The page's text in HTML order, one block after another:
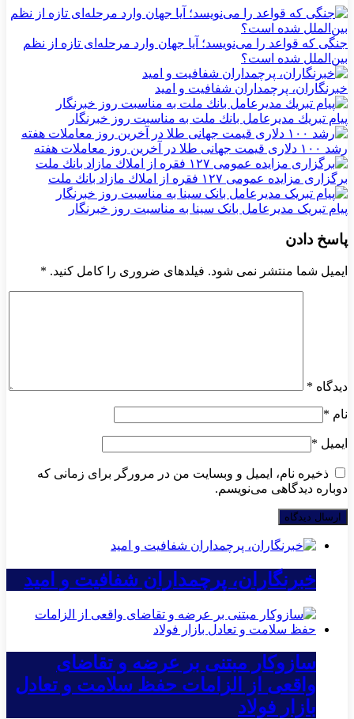
جنگی که قواعد را می‌نویسد؛ آیا جهان وارد مرحله‌ای تازه از نظم
بین‌الملل شده است؟
خبرنگاران، پرچمداران شفافیت و امید
پیام تبریك مدیرعامل بانك ملت به مناسبت روز خبرنگار
رشد ۱۰۰ دلاری قیمت جهانی طلا در آخرین روز معاملات هفته
برگزاری مزایده عمومی ۱۲۷ فقره از املاك مازاد بانك ملت
پیام تبریک مدیرعامل بانک سینا به مناسبت روز خبرنگار
پاسخ دادن
ایمیل شما منتشر نمی شود. فیلدهای ضروری را کامل کنید. *
دیدگاه *
نام *
ایمیل *
ذخیره نام، ایمیل و وبسایت من در مرورگر برای زمانی که
دوباره دیدگاهی می‌نویسم.
خبرنگاران، پرچمداران شفافیت و امید
سازوکار مبتنی بر عرضه و تقاضای
واقعی از الزامات حفظ سلامت و تعادل
بازار فولاد